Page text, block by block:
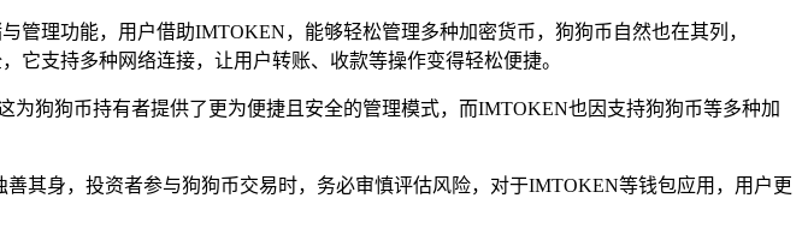
理功能，用户借助IMTOKEN，能够轻松管理多种加密货币，狗狗币自然也在其列，
支持多种网络连接，让用户转账、收款等操作变得轻松便捷。
狗狗币持有者提供了更为便捷且安全的管理模式，而IMTOKEN也因支持狗狗币等多种加
其身，投资者参与狗狗币交易时，务必审慎评估风险，对于IMTOKEN等钱包应用，用户更